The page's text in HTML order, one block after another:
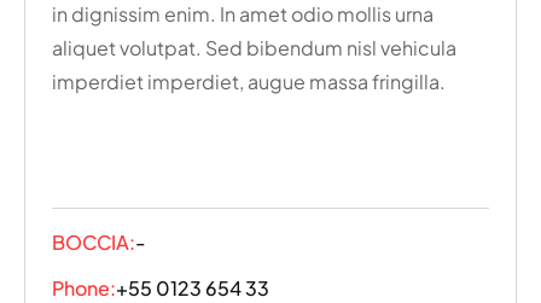
in dignissim enim. In amet odio mollis urna
aliquet volutpat. Sed bibendum nisl vehicula
imperdiet imperdiet, augue massa fringilla.
BOCCIA:-
Phone:+55 0123 654 33